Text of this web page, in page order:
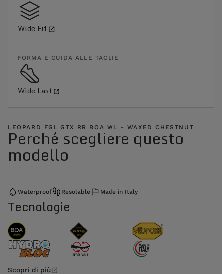
Wide Fit
FORMA E GUIDA ALLE TAGLIE
Wide Last
LEOPARD FGL GTX RR BOA WL - WAXED CHESTNUT
Perché scegliere questo
modello
Waterproof Resolable Made in Italy
Tecnologie
Scopri di più